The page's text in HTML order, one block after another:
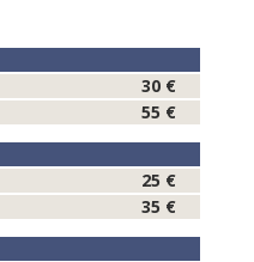
30 €
55 €
25 €
35 €